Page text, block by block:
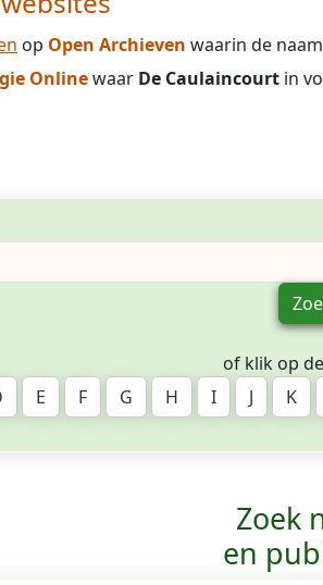
op Open Archieven waarin de naam
Onlinewaar De Caulaincourt in
of klik op
E F G H I J K
Zoek
en